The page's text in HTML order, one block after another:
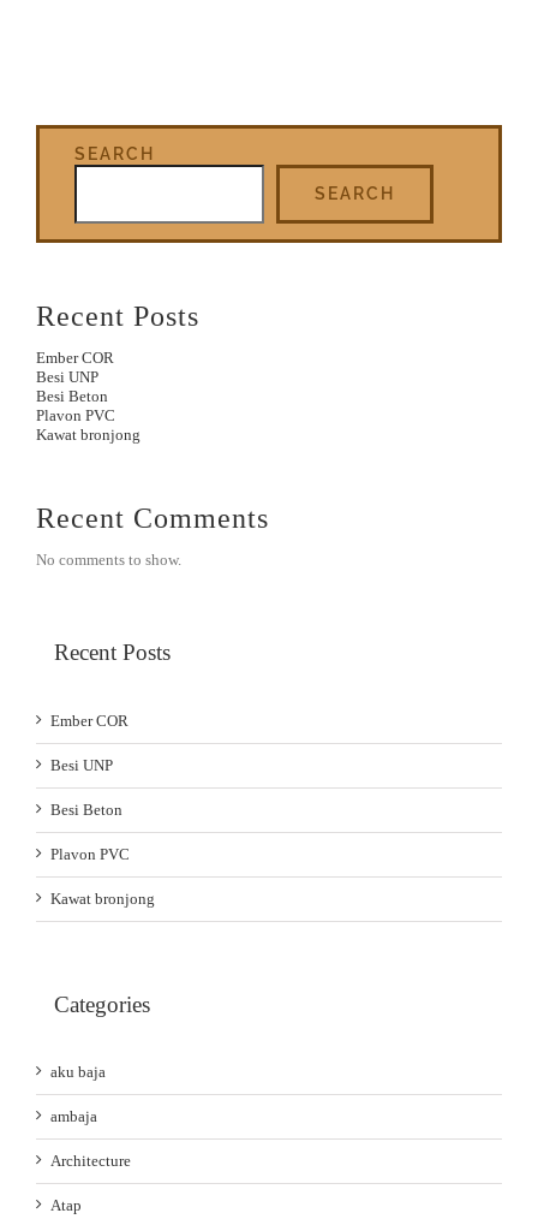
SEARCH
SEARCH
Recent Posts
Ember COR
Besi UNP
Besi Beton
Plavon PVC
Kawat bronjong
Recent Comments
No comments to show.
Recent Posts
Ember COR
Besi UNP
Besi Beton
Plavon PVC
Kawat bronjong
Categories
aku baja
ambaja
Architecture
Atap